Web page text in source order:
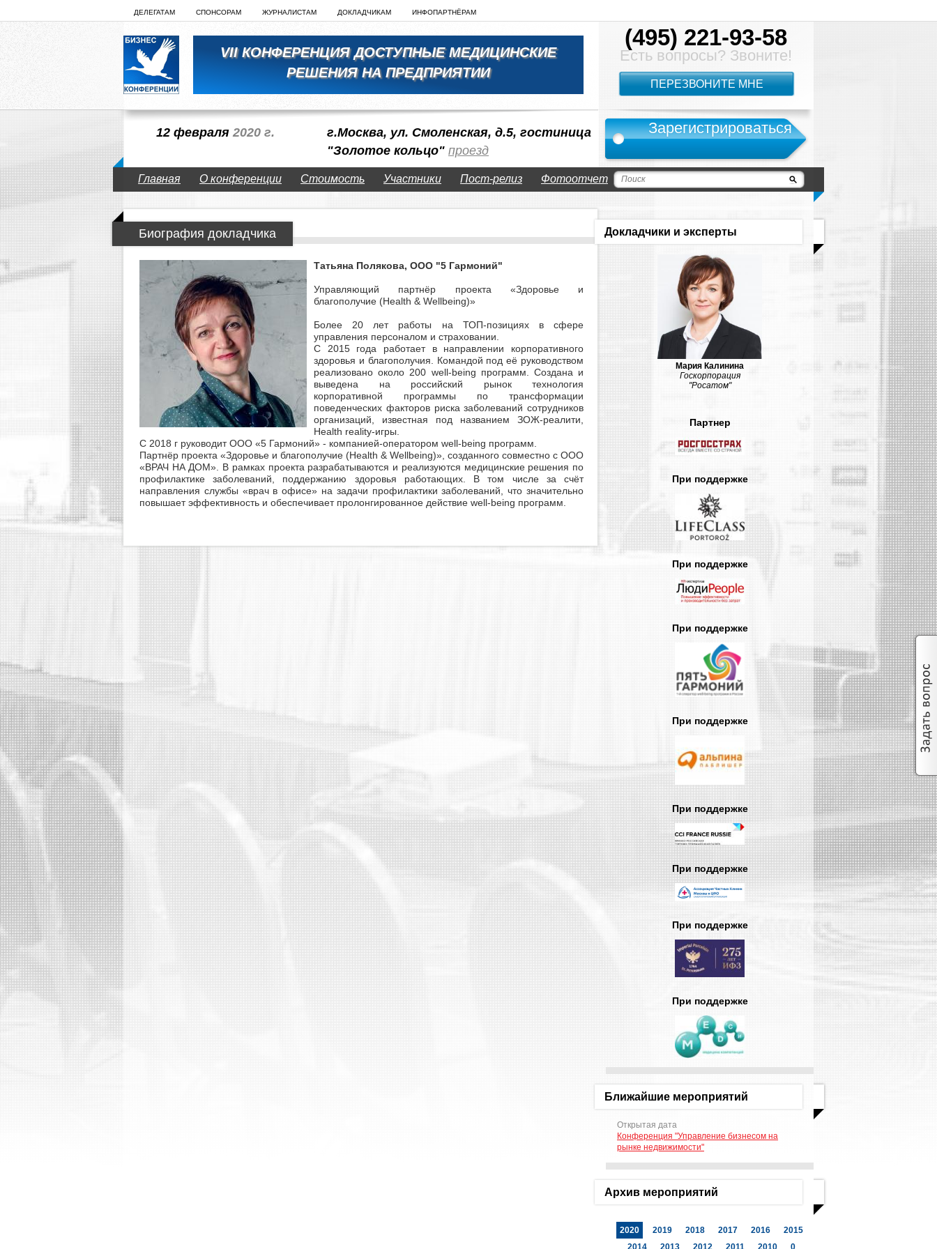
ДЕЛЕГАТАМ СПОНСОРАМ ЖУРНАЛИСТАМ ДОКЛАДЧИКАМ ИНФОПАРТНЁРАМ
VII КОНФЕРЕНЦИЯ ДОСТУПНЫЕ МЕДИЦИНСКИЕ
РЕШЕНИЯ НА ПРЕДПРИЯТИИ
12 февраля 2020 г.
г.Москва, ул. Смоленская, д.5, гостиница
"Золотое кольцо" проезд
(495) 221-93-58
Есть вопросы? Звоните!
Зарегистрироваться
ПЕРЕЗВОНИТЕ МНЕ
Главная О конференции Стоимость Участники Пост-релиз Фотоотчет
Биография докладчика
Татьяна Полякова, ООО "5 Гармоний"
Управляющий партнёр проекта «Здоровье и
благополучие (Health & Wellbeing)»
Более 20 лет работы на ТОП-позициях в сфере
управления персоналом и страховании.
С 2015 года работает в направлении корпоративного
здоровья и благополучия. Командой под её руководством
реализовано около 200 well-being программ. Создана и
выведена на российский рынок технология
корпоративной программы по трансформации
поведенческих факторов риска заболеваний сотрудников
организаций, известная под названием ЗОЖ-реалити,
Health reality-игры.
C 2018 г руководит ООО «5 Гармоний» - компанией-оператором well-being программ.
Партнёр проекта «Здоровье и благополучие (Health & Wellbeing)», созданного совместно с ООО
«ВРАЧ НА ДОМ». В рамках проекта разрабатываются и реализуются медицинские решения по
профилактике заболеваний, поддержанию здоровья работающих. В том числе за счёт
направления службы «врач в офисе» на задачи профилактики заболеваний, что значительно
повышает эффективность и обеспечивает пролонгированное действие well-being программ.
Докладчики и эксперты
Мария Калинина
Госкорпорация
"Росатом"
Партнер
При поддержке
При поддержке
При поддержке
При поддержке
При поддержке
При поддержке
При поддержке
При поддержке
Ближайшие мероприятий
Открытая дата
Конференция "Управление бизнесом на
рынке недвижимости"
Архив мероприятий
2020 2019 2018 2017 2016
2015
2014
2013 2012 2011 2010 0